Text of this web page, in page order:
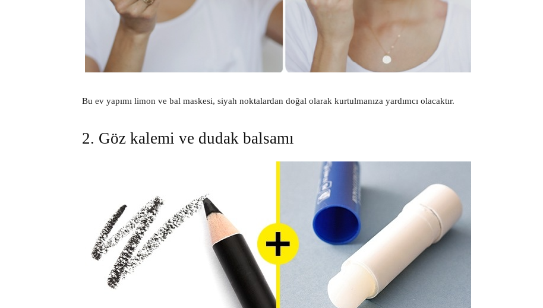
Bu ev yapımı limon ve bal maskesi, siyah noktalardan doğal olarak kurtulmanıza yardımcı olacaktır.
2. Göz kalemi ve dudak balsamı